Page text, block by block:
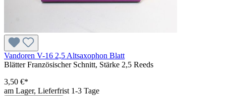
Vandoren V-16 2,5 Altsaxophon Blatt
Blätter Französischer Schnitt, Stärke 2,5 Reeds
3,50 €*
am Lager, Lieferfrist 1-3 Tage